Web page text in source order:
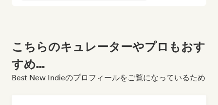
こちらのキュレーターやプロもおす
すめ...
Best New Indieのプロフィールをご覧になっているため